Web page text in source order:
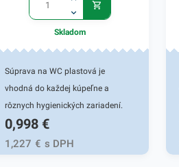
Skladom
Súprava na WC plastová je
vhodná do každej kúpeľne a
rôznych hygienických zariadení.
WC súprava je moderným a
praktickým riešením na všetky
druhy toaliet. Táto sada pomáha
0,998 €
1,227 € s DPH